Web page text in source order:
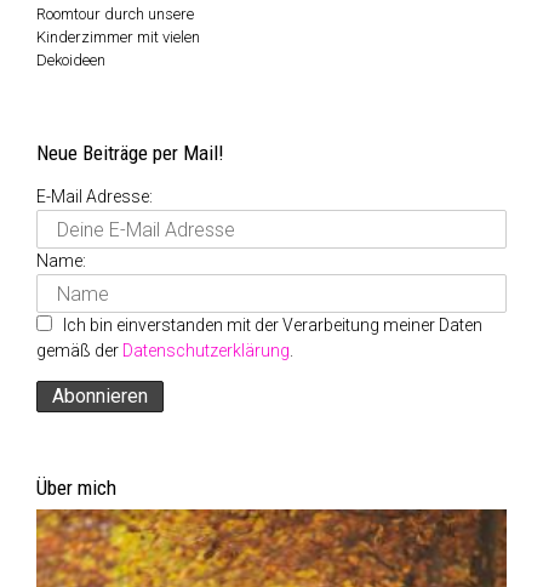
Roomtour durch unsere
Kinderzimmer mit vielen
Dekoideen
Neue Beiträge per Mail!
E-Mail Adresse:
Name:
Ich bin einverstanden mit der Verarbeitung meiner Daten
gemäß der Datenschutzerklärung.
Über mich